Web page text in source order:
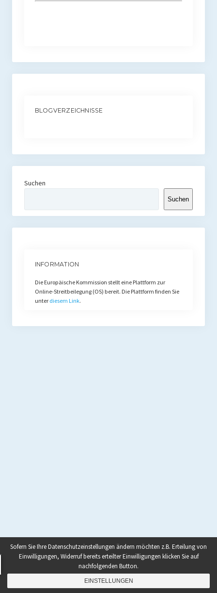
BLOGVERZEICHNISSE
Suchen
Suchen
INFORMATION
Die Europäische Kommission stellt eine Plattform zur
Online-Streitbeilegung (OS) bereit. Die Plattform finden Sie
unter diesem Link.
Sofern Sie Ihre Datenschutzeinstellungen ändern möchten z.B. Erteilung von
Einwilligungen, Widerruf bereits erteilter Einwilligungen klicken Sie auf
nachfolgenden Button.
EINSTELLUNGEN